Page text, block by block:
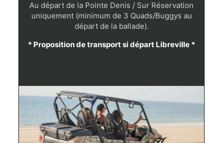
Au départ de la Pointe Denis / Sur Réservation
uniquement (minimum de 3 Quads/Buggys au
départ de la ballade).
* Proposition de transport si départ Libreville *